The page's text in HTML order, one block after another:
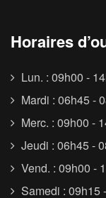
Horaires
Lun. : 09h00 -
Mardi : 06h45 -
Merc. : 09h00 -
Jeudi : 06h45 -
Vend. : 09h00 -
Samedi : 09h15